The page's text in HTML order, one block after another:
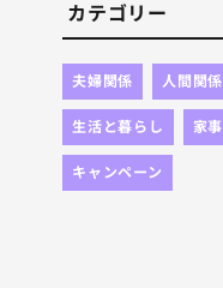
カテゴリー
夫婦関係 人間関係
生活と暮らし 家事
キャンペーン